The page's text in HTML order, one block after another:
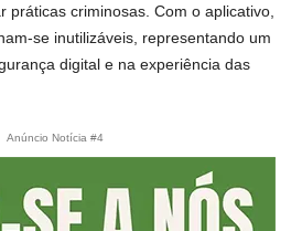
práticas criminosas. Com o aplicativo,
se inutilizáveis, representando um
digital e na experiência das
Anúncio Notícia #4